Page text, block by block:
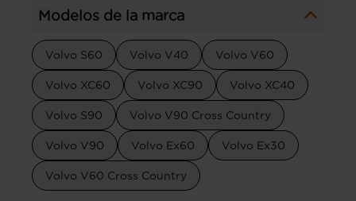
Modelos de la marca
Volvo S60 Volvo V40 Volvo V60
Volvo XC60 Volvo XC90 Volvo XC40
Volvo S90 Volvo V90 Cross Country
Volvo V90 Volvo Ex60 Volvo Ex30
Volvo V60 Cross Country